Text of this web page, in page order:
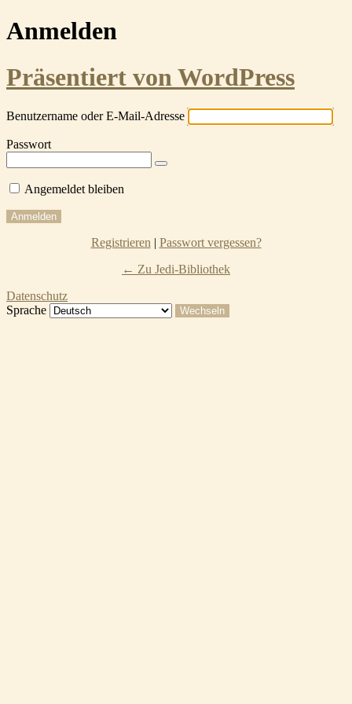
Anmelden
Präsentiert von WordPress
Benutzername oder E-Mail-Adresse
Passwort
Angemeldet bleiben
Registrieren | Passwort vergessen?
← Zu Jedi-Bibliothek
Datenschutz
Sprache